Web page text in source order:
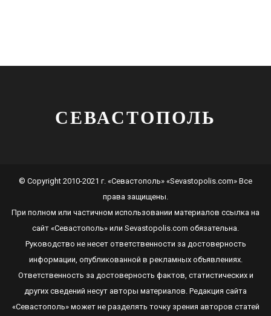
СЕВАСТОПОЛЬ
© Copyright 2010-2021 г. «Севастополь» «Sevastopolis.com» Все
права защищены.
При полном или частичном использовании материалов ссылка на
сайт «Севастополь» или Sevastopolis.com обязательна.
Руководство не несет ответственности за достоверность
информации, опубликованной в рекламных объявлениях.
Ответственность за достоверность фактов, статистических и
других сведений несут авторы материалов. Редакция сайта
«Севастополь»может не разделять точку зрения авторов статей